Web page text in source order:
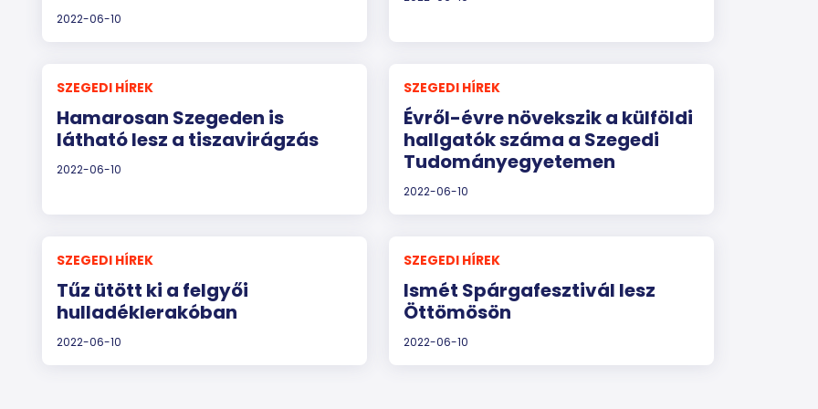
2022-06-10
SZEGEDI HÍREK
Hamarosan Szegeden is
látható lesz a tiszavirágzás
2022-06-10
SZEGEDI HÍREK
Évről-évre növekszik a külföldi
hallgatók száma a Szegedi
Tudományegyetemen
2022-06-10
SZEGEDI HÍREK
Tűz ütött ki a felgyői
hulladéklerakóban
2022-06-10
SZEGEDI HÍREK
Ismét Spárgafesztivál lesz
Öttömösön
2022-06-10